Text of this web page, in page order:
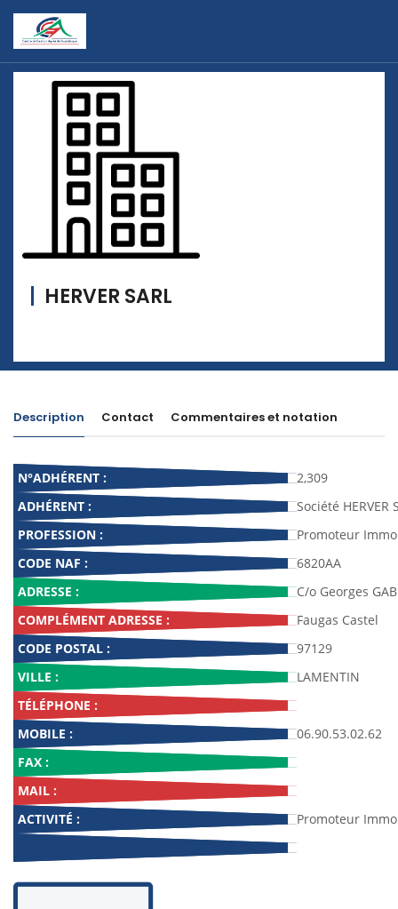
HERVER SARL
Description Contact Commentaires et notation
N°ADHÉRENT :
2,309
ADHÉRENT :
Société HERVER
PROFESSION :
Promoteur
CODE NAF :
6820AA
ADRESSE :
C/o Georges
COMPLÉMENT ADRESSE :
Faugas Castel
CODE POSTAL :
97129
VILLE :
LAMENTIN
TÉLÉPHONE :
MOBILE :
06.90.53.02.62
FAX :
MAIL :
ACTIVITÉ :
Promoteur